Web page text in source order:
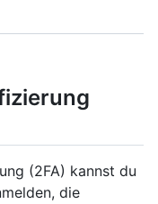
(2FA) kannst du
die